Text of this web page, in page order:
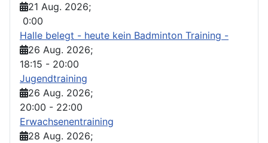
21 Aug. 2026;
0:00
Halle belegt - heute kein Badminton Training -
26 Aug. 2026;
18:15 - 20:00
Jugendtraining
26 Aug. 2026;
20:00 - 22:00
Erwachsenentraining
28 Aug. 2026;